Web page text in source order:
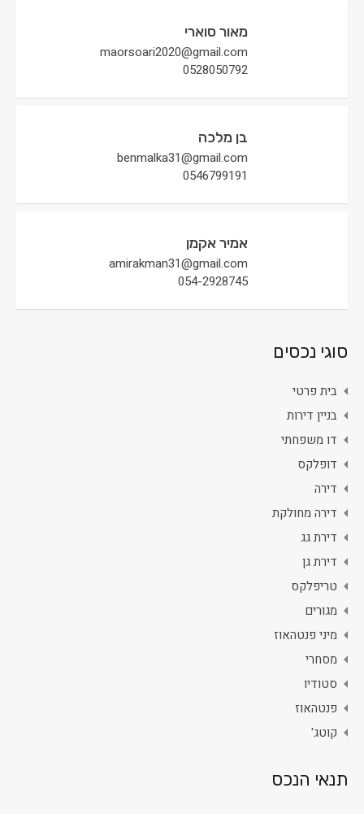
מאור סוארי
maorsoari2020@gmail.com
0528050792
בן מלכה
benmalka31@gmail.com
0546799191
אמיר אקמן
amirakman31@gmail.com
054-2928745
סוגי נכסים
בית פרטי
בניין דירות
דו משפחתי
דופלקס
דירה
דירה מחולקת
דירת גג
דירת גן
טריפלקס
מגורים
מיני פנטהאוז
מסחרי
סטודיו
פנטהאוז
קוטג'
תנאי הנכס